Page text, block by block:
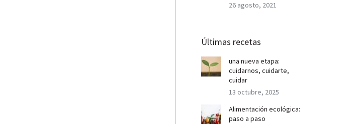
26 agosto, 2021
Últimas recetas
una nueva etapa:
cuidarnos, cuidarte,
cuidar
13 octubre, 2025
Alimentación ecológica:
paso a paso